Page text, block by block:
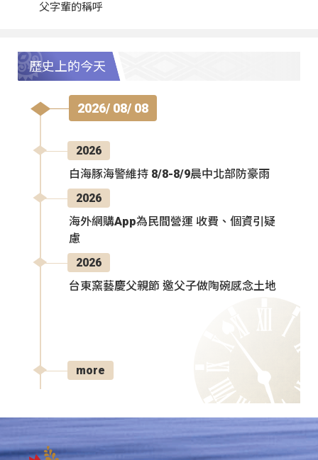
父字輩的稱呼
歷史上的今天
2026/ 08/ 08
2026
白海豚海警維持 8/8-8/9晨中北部防豪雨
2026
海外網購App為民間營運 收費、個資引疑
慮
2026
台東窯藝慶父親節 邀父子做陶碗感念土地
more